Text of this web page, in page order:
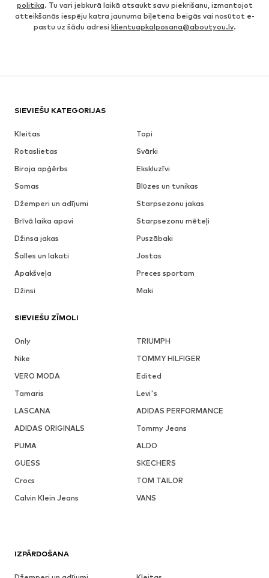
politika. Tu vari jebkurā laikā atsaukt savu piekrišanu, izmantojot
atteikšanās iespēju katra jaunuma biļetena beigās vai nosūtot e-
pastu uz šādu adresi klientuapkalposana@aboutyou.lv.
SIEVIEŠU KATEGORIJAS
Kleitas
Topi
Rotaslietas
Svārki
Biroja apģērbs
Ekskluzīvi
Somas
Blūzes un tunikas
Džemperi un adījumi
Starpsezonu jakas
Brīvā laika apavi
Starpsezonu mēteļi
Džinsa jakas
Puszābaki
Šalles un lakati
Jostas
Apakšveļa
Preces sportam
Džinsi
Maki
SIEVIEŠU ZĪMOLI
Only
TRIUMPH
Nike
TOMMY HILFIGER
VERO MODA
Edited
Tamaris
Levi's
LASCANA
ADIDAS PERFORMANCE
ADIDAS ORIGINALS
Tommy Jeans
PUMA
ALDO
GUESS
SKECHERS
Crocs
TOM TAILOR
Calvin Klein Jeans
VANS
IZPĀRDOŠANA